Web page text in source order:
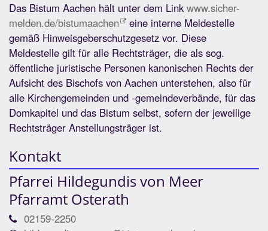
Das Bistum Aachen hält unter dem Linkwww.sicher-
melden.de/bistumaachen
eine interne Meldestelle
gemäß Hinweisgeberschutzgesetz vor. Diese
Meldestelle gilt für alle Rechtsträger, die als sog.
öffentliche juristische Personen kanonischen Rechts der
Aufsicht des Bischofs von Aachen unterstehen, also für
alle Kirchengemeinden und -gemeindeverbände, für das
Domkapitel und das Bistum selbst, sofern der jeweilige
Rechtsträger Anstellungsträger ist.
Kontakt
Pfarrei Hildegundis von Meer
Pfarramt Osterath
02159-2250